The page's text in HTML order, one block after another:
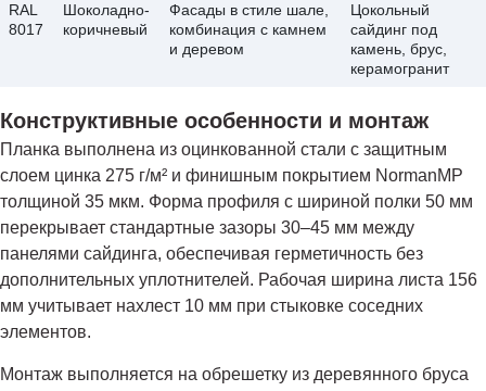
RAL
8017
Шоколадно-
коричневый
Фасады в стиле шале,
комбинация с камнем
и деревом
Цокольный
сайдинг под
камень, брус,
керамогранит
Конструктивные особенности и монтаж
Планка выполнена из оцинкованной стали с защитным
слоем цинка 275 г/м² и финишным покрытием NormanMP
толщиной 35 мкм. Форма профиля с шириной полки 50 мм
перекрывает стандартные зазоры 30–45 мм между
панелями сайдинга, обеспечивая герметичность без
дополнительных уплотнителей. Рабочая ширина листа 156
мм учитывает нахлест 10 мм при стыковке соседних
элементов.
Монтаж выполняется на обрешетку из деревянного бруса